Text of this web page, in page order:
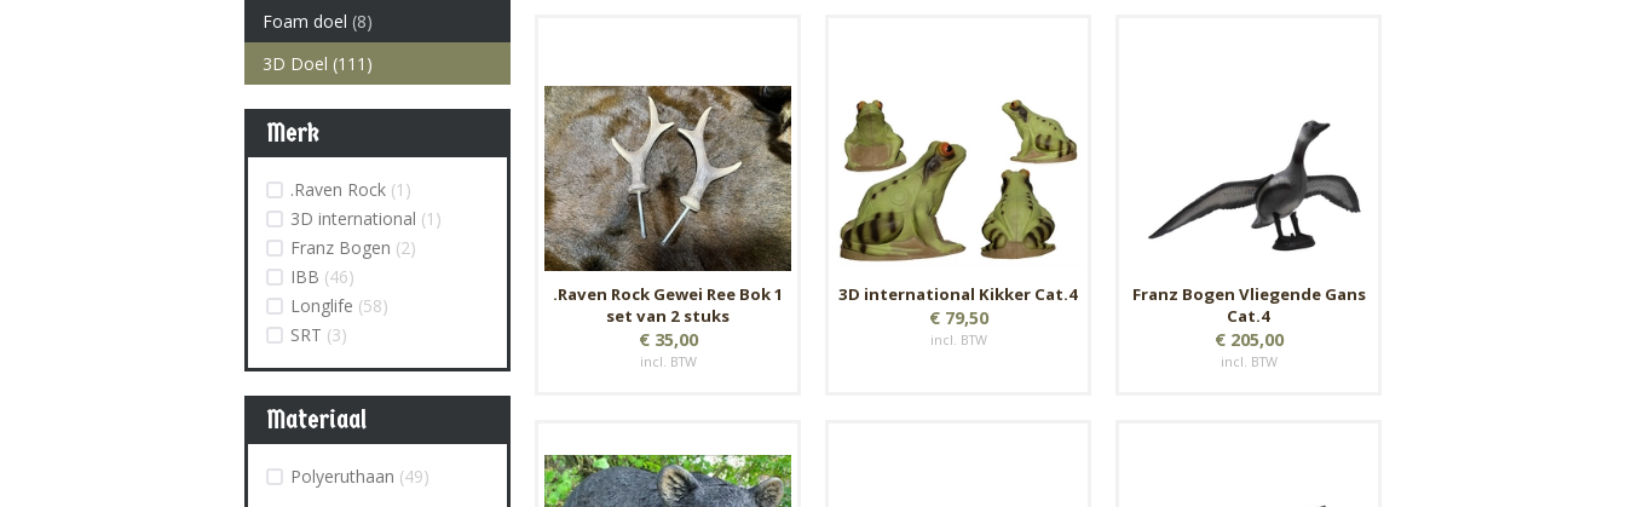
Foam doel (8)
3D Doel (111)
Merk
.Raven Rock (1)
3D international (1)
Franz Bogen (2)
IBB (46)
Longlife (58)
SRT (3)
Materiaal
Polyeruthaan (49)
.Raven Rock Gewei Ree Bok 1
set van 2 stuks
€ 35,00
incl. BTW
3D international Kikker Cat.4
€ 79,50
incl. BTW
Franz Bogen Vliegende Gans
Cat.4
€ 205,00
incl. BTW